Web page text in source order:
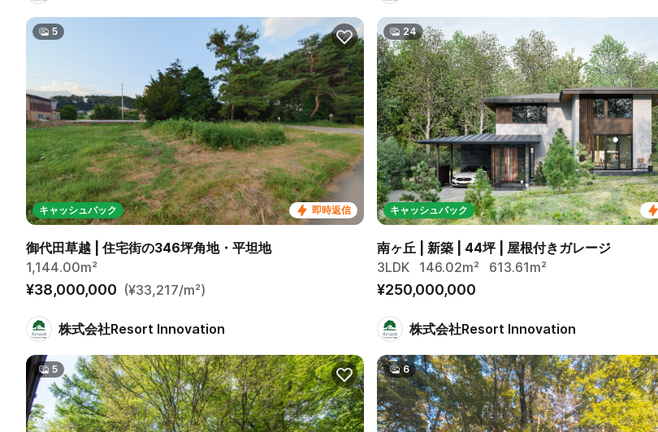
即時返信
キャッシュバック
5
御代田草越 | 住宅街の346坪角地・平坦地
1,144.00m²
¥38,000,000 (¥33,217/m²)
キャッシュバック
24
南ヶ丘 | 新築 | 44坪 | 屋根付きガレージ
3LDK
146.02m² 613.61m²
¥250,000,000
株式会社Resort Innovation
5
株式会社Resort Innovation
6